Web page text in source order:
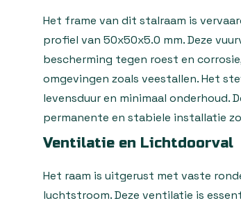
Het frame van dit stalraam is
profiel van 50x50x5.0 mm. Deze
bescherming tegen roest en
omgevingen zoals veestallen. Het
levensduur en minimaal onderhoud.
permanente en stabiele installatie
Ventilatie en Lichtdoorval
Het raam is uitgerust met vaste
luchtstroom. Deze ventilatie is